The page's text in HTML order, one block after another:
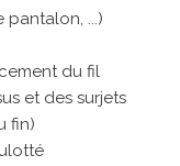
pantalon, ...)
du fil
et des surjets
fin)